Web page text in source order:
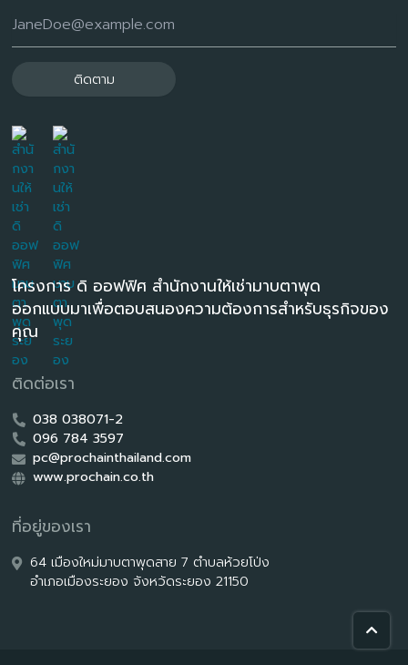
ติดตาม
โครงการ ดิ ออฟฟิศ สำนักงานให้เช่ามาบตาพุด
ออกแบบมาเพื่อตอบสนองความต้องการสำหรับธุรกิจของ
คุณ
ติดต่อเรา
038 038071-2
096 784 3597
pc@prochainthailand.com
www.prochain.co.th
ที่อยู่ของเรา
64 เมืองใหม่มาบตาพุดสาย 7 ตำบลห้วยโป่ง
อำเภอเมืองระยอง จังหวัดระยอง 21150